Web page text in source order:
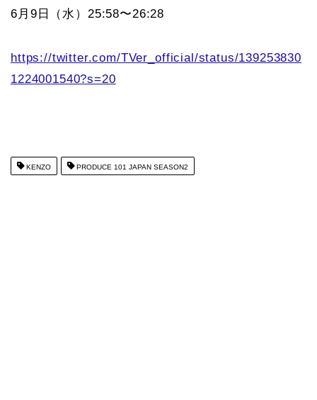
6月9日（水）25:58〜26:28
https://twitter.com/TVer_official/status/139253830
1224001540?s=20
KENZO PRODUCE 101 JAPAN SEASON2